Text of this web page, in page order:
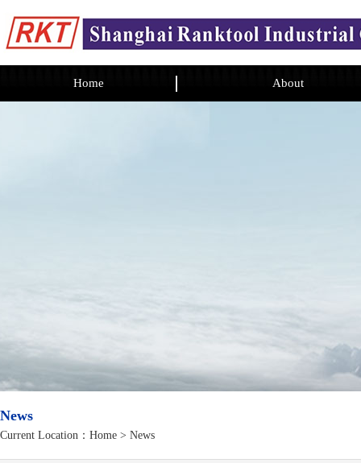
Home About
News
Current Location： Home > News